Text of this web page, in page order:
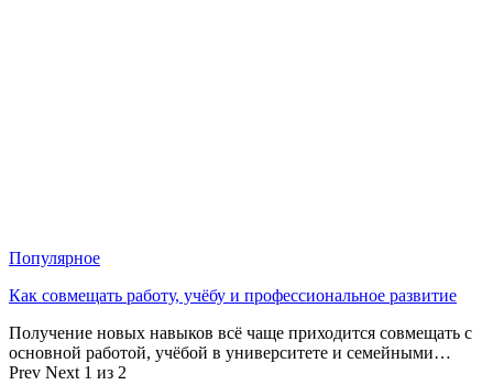
Популярное
Как совмещать работу, учёбу и профессиональное развитие
Получение новых навыков всё чаще приходится совмещать с
основной работой, учёбой в университете и семейными…
Prev Next 1 из 2